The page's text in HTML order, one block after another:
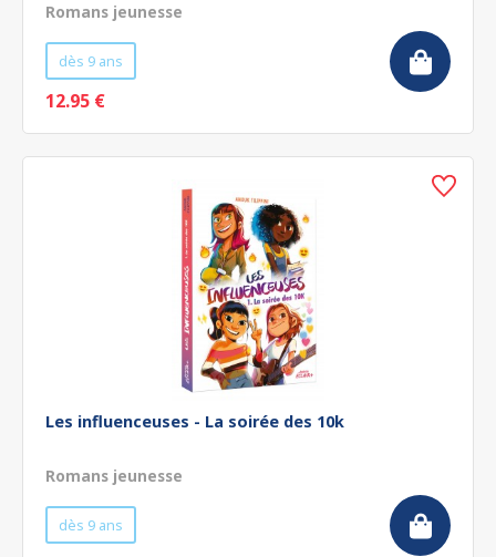
Romans jeunesse
dès 9 ans
12.95 €
Les influenceuses - La soirée des 10k
Romans jeunesse
dès 9 ans